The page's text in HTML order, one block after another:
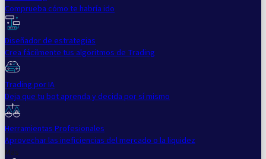
Comprueba cómo te habría ido
Diseñador de estrategias
Crea fácilmente tus algoritmos de Trading
Trading por IA
Deja que tu bot aprenda y decida por sí mismo
Herramientas Profesionales
Aprovechar las ineficiencias del mercado o la liquidez
Más